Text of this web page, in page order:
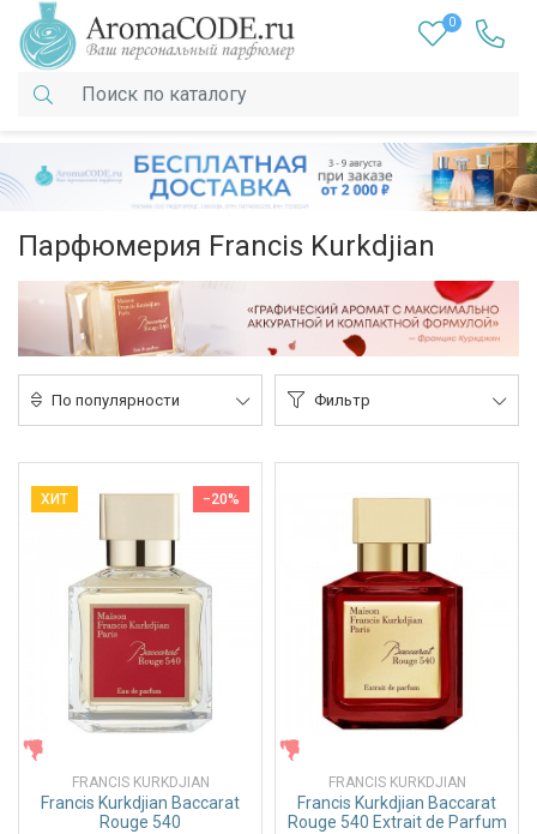
0
Парфюмерия Francis Kurkdjian
По популярности Фильтр
−20%
ХИТ
FRANCIS KURKDJIAN
Francis Kurkdjian Baccarat
Rouge 540
FRANCIS KURKDJIAN
Francis Kurkdjian Baccarat
Rouge 540 Extrait de Parfum